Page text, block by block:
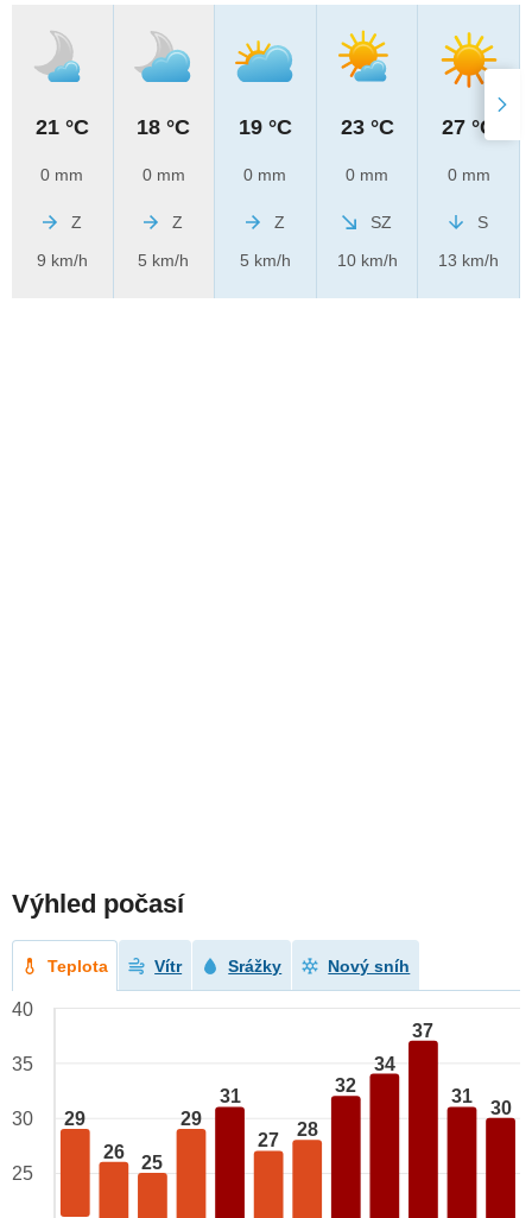
21 °C
0 mm
Z
9 km/h
18 °C
0 mm
Z
5 km/h
19 °C
0 mm
Z
5 km/h
23 °C
0 mm
SZ
10 km/h
27 °C
0 mm
S
13 km/h
Výhled počasí
Teplota Vítr Srážky Nový sníh
29
26
25
29
31
27
28
32
34
37
31
30
40
35
30
25